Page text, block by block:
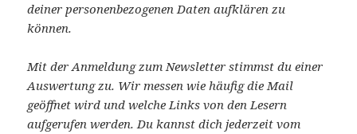
deiner personenbezogenen Daten aufklären zu
können.
Mit der Anmeldung zum Newsletter stimmst du einer
Auswertung zu. Wir messen wie häufig die Mail
geöffnet wird und welche Links von den Lesern
aufgerufen werden. Du kannst dich jederzeit vom